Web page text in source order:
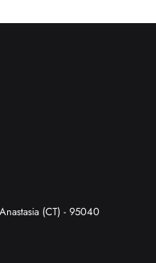
(CT) - 95040